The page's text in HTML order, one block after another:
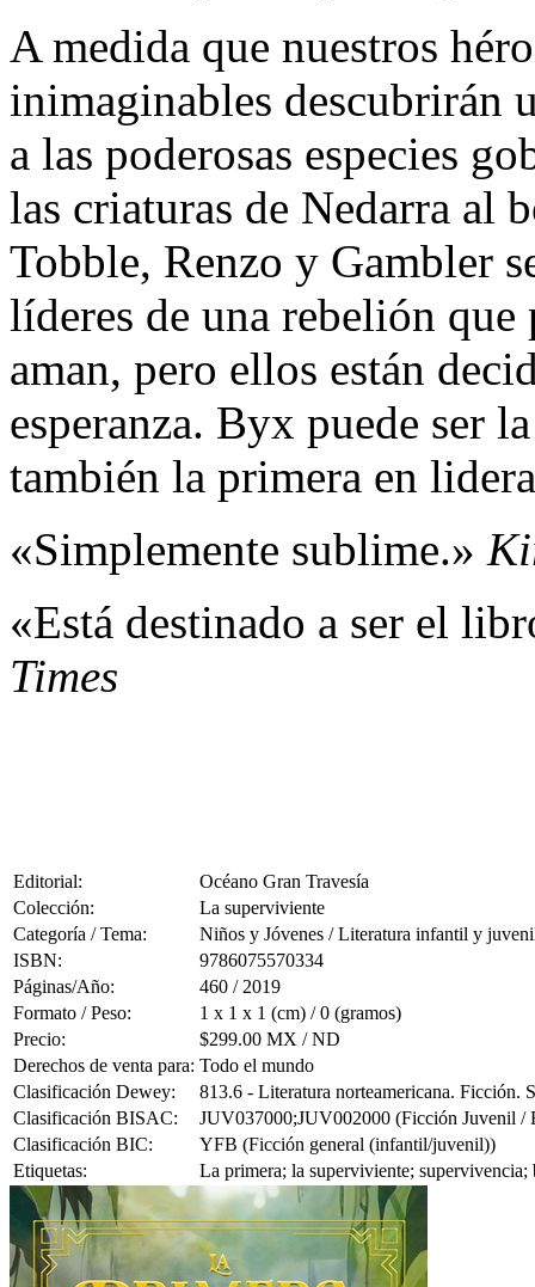
A medida que nuestros
inimaginables descubrirán
a las poderosas especies
las criaturas de Nedarra al
Tobble, Renzo y Gambler
líderes de una rebelión
aman, pero ellos están
esperanza. Byx puede ser
también la primera en
«Simplemente sublime.»
«Está destinado a ser el
Times
Editorial:
Océano Gran Travesía
Colección:
La superviviente
Categoría / Tema:
Niños y Jóvenes / Literatura infantil y
ISBN:
9786075570334
Páginas/Año:
460 / 2019
Formato / Peso:
1 x 1 x 1 (cm) / 0 (gramos)
Precio:
$299.00 MX / ND
Derechos de venta para: Todo el mundo
Clasificación Dewey:
813.6 - Literatura norteamericana. Ficción.
Clasificación BISAC:
JUV037000;JUV002000 (Ficción Juvenil /
Clasificación BIC:
YFB (Ficción general (infantil/juvenil))
Etiquetas:
La primera; la superviviente;